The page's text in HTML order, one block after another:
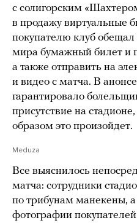
с солигорским
в продажу виртуальные
покупателю клуб
мира бумажный билет и
а также отправить на
и видео с матча. В
гарантировало
присутствие на
образом это произойдет.
Meduza
Все выяснилось
матча: сотрудники
по трибунам манекены,
фотографии